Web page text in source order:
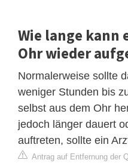
Wie lange kann
Ohr wieder
Normalerweise sollte
weniger Stunden bis
selbst aus dem Ohr
jedoch länger dauert
auftreten, sollte ein
Antrag auf Entfernung der